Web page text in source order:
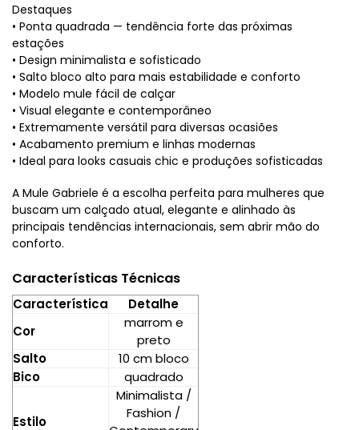
Destaques
• Ponta quadrada — tendência forte das próximas
estações
• Design minimalista e sofisticado
• Salto bloco alto para mais estabilidade e conforto
• Modelo mule fácil de calçar
• Visual elegante e contemporâneo
• Extremamente versátil para diversas ocasiões
• Acabamento premium e linhas modernas
• Ideal para looks casuais chic e produções sofisticadas
A Mule Gabriele é a escolha perfeita para mulheres que
buscam um calçado atual, elegante e alinhado às
principais tendências internacionais, sem abrir mão do
conforto.
Características Técnicas
Característica
Detalhe
Cor
marrom e
preto
Salto
10 cm bloco
Bico
quadrado
Estilo
Minimalista /
Fashion /